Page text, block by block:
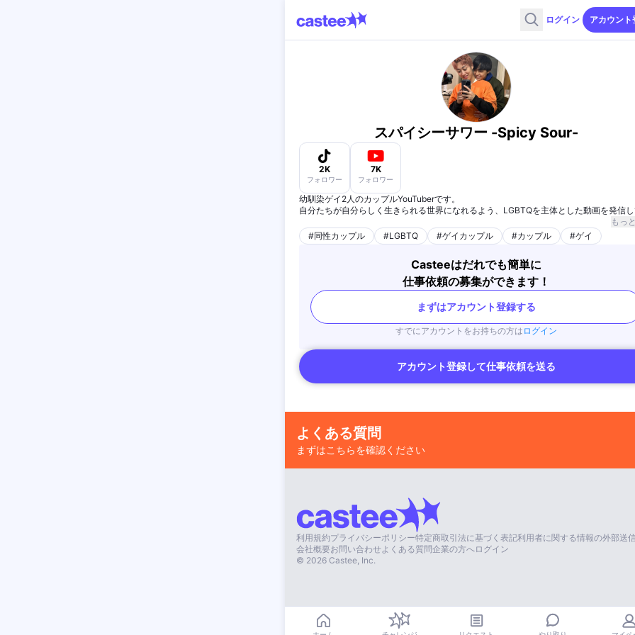
ログイン アカウント
スパイシーサワー -Spicy Sour-
2K
フォロワー
7K
フォロワー
幼馴染ゲイ2人のカップルYouTuberです。
自分たちが自分らしく生きられる世界になれるよう、LGBTQを主体とした動画を発信
もっ
#同性カップル #LGBTQ #ゲイカップル #カップル #ゲイ
Casteeはだれでも簡単に
仕事依頼の募集ができます！
まずはアカウント登録する
すでにアカウントをお持ちの方は ログイン
アカウント登録して仕事依頼を送る
よくある質問
まずはこちらを確認ください
利用規約プライバシーポリシー特定商取引法に基づく表記利用者に関する情報の外部送
会社概要お問い合わせ よくある質問企業の方へログイン
© 2026 Castee, Inc.